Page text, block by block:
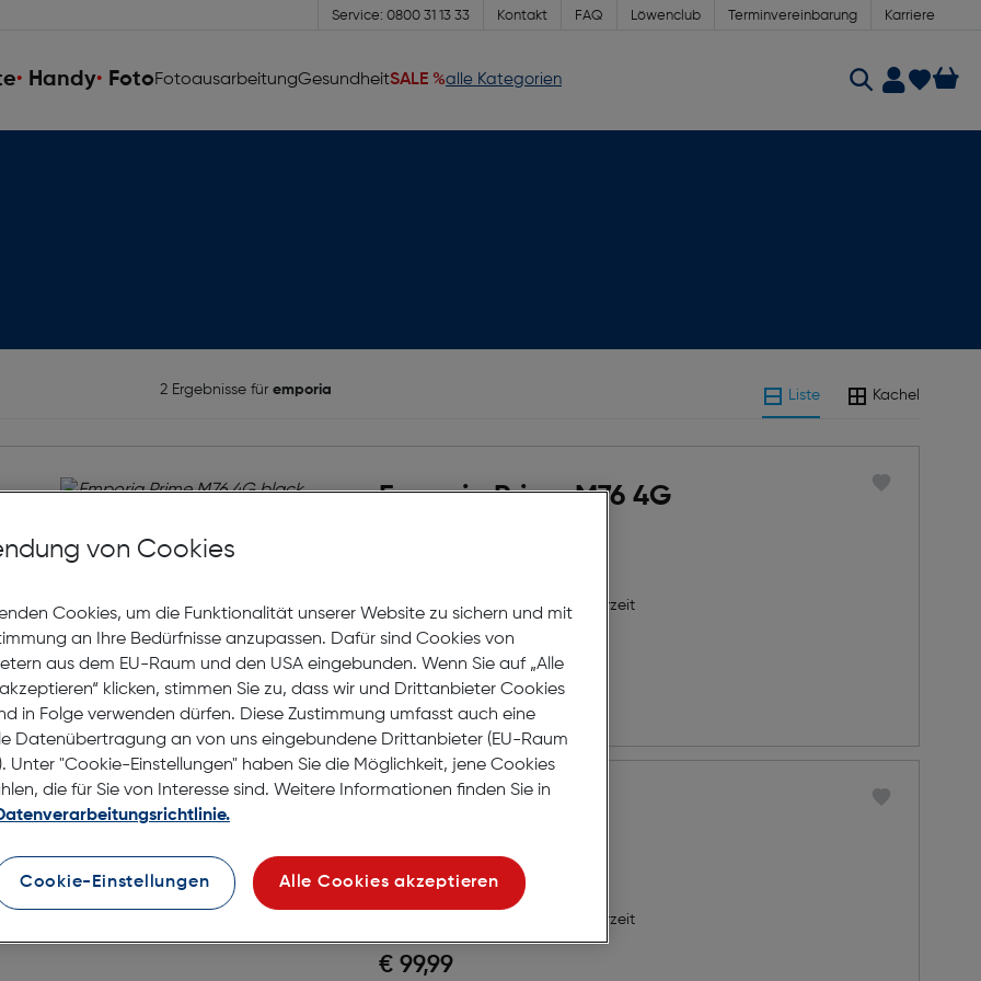
Service: 0800 31 13 33 Kontakt FAQ Löwenclub Terminvereinbarung Karriere
Handy FotoFotoausarbeitungGesundheitSALE %alle Kategorien
2 Ergebnisse für emporia Liste Kachel
Emporia Prime M76 4G
Lagernd | 6 bis 8 Werktage Lieferzeit
€ 59,99
in den Warenkorb
schwarz 2025
Lagernd | 6 bis 8 Werktage Lieferzeit
€ 99,99
von Cookies
Cookies, um die Funktionalität unserer Website zu sichern und mit
an Ihre Bedürfnisse anzupassen. Dafür sind Cookies von
aus dem EU-Raum und den USA eingebunden. Wenn Sie auf „Alle
klicken, stimmen Sie zu, dass wir und Drittanbieter Cookies
in Folge verwenden dürfen. Diese Zustimmung umfasst auch eine
Datenübertragung an von uns eingebundene Drittanbieter (EU-Raum
Unter "Cookie-Einstellungen" haben Sie die Möglichkeit, jene Cookies
die für Sie von Interesse sind. Weitere Informationen finden Sie in
Cookie-Einstellungen Alle Cookies akzeptieren